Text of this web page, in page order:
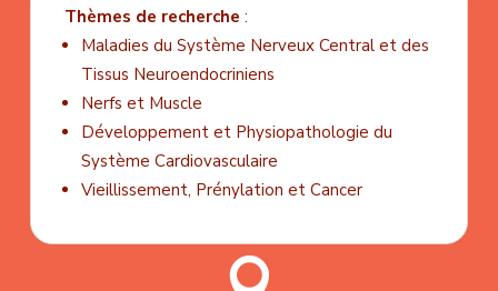
Thèmes de recherche :
Maladies du Système Nerveux Central et des
Tissus Neuroendocriniens
Nerfs et Muscle
Développement et Physiopathologie du
Système Cardiovasculaire
Vieillissement, Prénylation et Cancer